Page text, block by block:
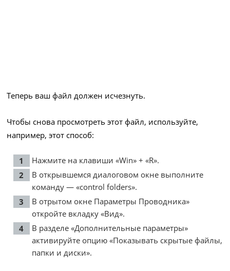
Теперь ваш файл должен исчезнуть.
Чтобы снова просмотреть этот файл, используйте,
например, этот способ:
Нажмите на клавиши «Win» + «R».
В открывшемся диалоговом окне выполните
команду — «control folders».
В отрытом окне Параметры Проводника»
откройте вкладку «Вид».
В разделе «Дополнительные параметры»
активируйте опцию «Показывать скрытые файлы,
папки и диски».